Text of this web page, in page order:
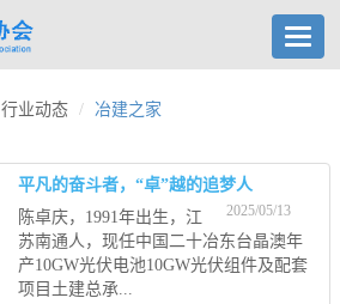
行业动态 冶建之家
平凡的奋斗者，“卓”越的追梦人
2025/05/13
陈卓庆，1991年出生，江
苏南通人，现任中国二十冶东台晶澳年
产10GW光伏电池10GW光伏组件及配套
项目土建总承...